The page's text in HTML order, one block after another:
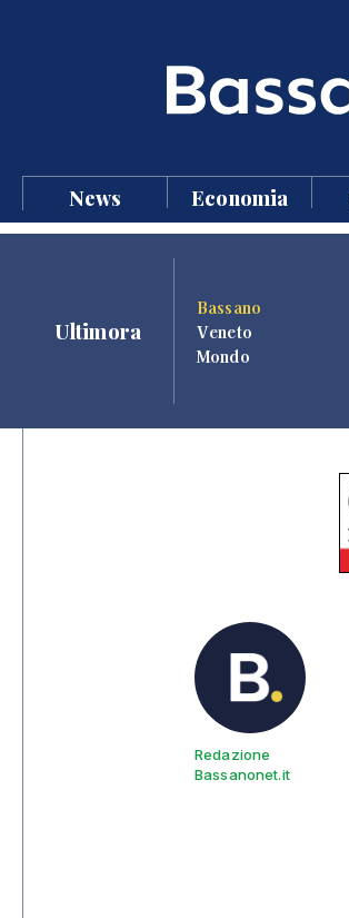
News Economia
Ultimora
Bassano
Veneto
Mondo
Redazione
Bassanonet.it